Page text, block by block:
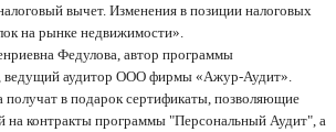
вычет. Изменения в позиции налоговых
на рынке недвижимости».
Федулова, автор программы
ведущий аудитор ООО фирмы «Ажур-Аудит».
получат в подарок сертификаты, позволяющие
на контракты программы "Персональный Аудит", а